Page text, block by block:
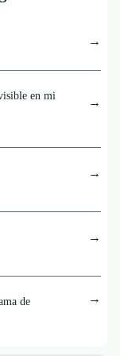
en mi
de